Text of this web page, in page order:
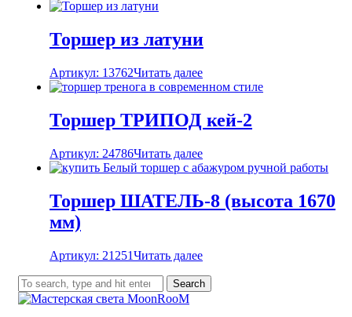
Торшер из латуни
Артикул: 13762Читать далее
Торшер ТРИПОД кей-2
Артикул: 24786Читать далее
Торшер ШАТЕЛЬ-8 (высота 1670
мм)
Артикул: 21251Читать далее
Search